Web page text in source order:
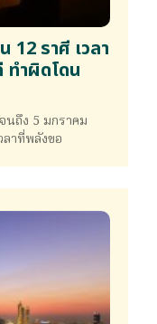
12 ราศี เวลา
ทำผิดโดน
นถึง 5 มกราคม
ลาที่พลังขอ